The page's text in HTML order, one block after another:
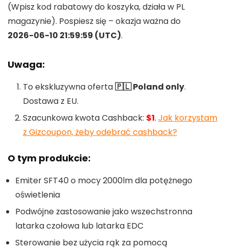
(Wpisz kod rabatowy do koszyka, działa w PL
magazynie). Pospiesz się – okazja ważna do
2026-06-10 21:59:59 (UTC).
Uwaga:
To ekskluzywna oferta🇵🇱 Poland only.
Dostawa z EU.
Szacunkowa kwota Cashback: $1. Jak korzystam
z Gizcoupon, żeby odebrać cashback?
O tym produkcie:
Emiter SFT40 o mocy 2000lm dla potężnego
oświetlenia
Podwójne zastosowanie jako wszechstronna
latarka czołowa lub latarka EDC
Sterowanie bez użycia rąk za pomocą